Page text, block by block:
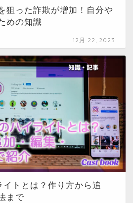
狙った詐欺が増加！自分や
めの知識
12月 22, 2023
イトとは？作り方から追
まで